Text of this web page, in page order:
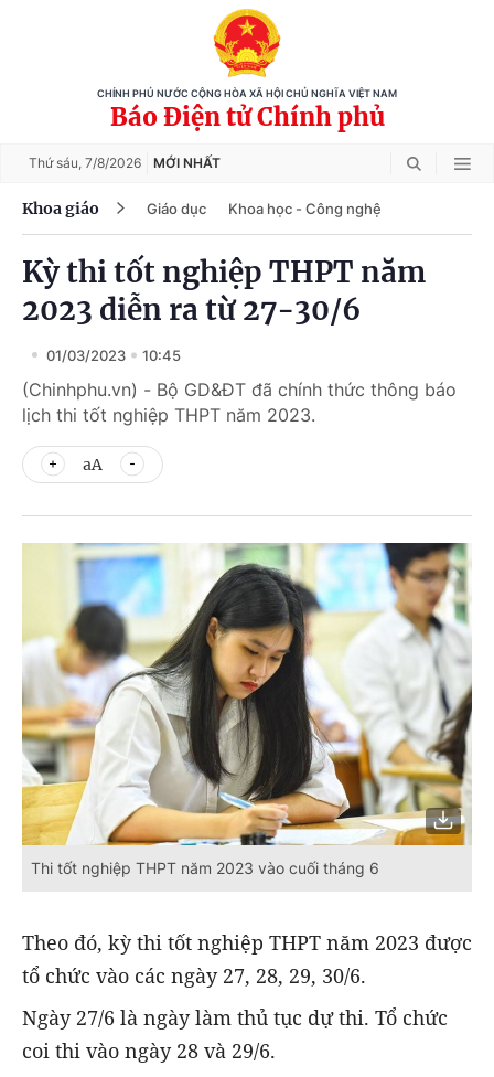
CHÍNH PHỦ NƯỚC CỘNG HÒA XÃ HỘI CHỦ NGHĨA VIỆT NAM
Báo Điện tử Chính phủ
Thứ sáu, 7/8/2026 MỚI NHẤT
Khoa giáo Giáo dục Khoa học - Công nghệ
Kỳ thi tốt nghiệp THPT năm
2023 diễn ra từ 27-30/6
01/03/2023 10:45
(Chinhphu.vn) - Bộ GD&ĐT đã chính thức thông báo
lịch thi tốt nghiệp THPT năm 2023.
aA
Thi tốt nghiệp THPT năm 2023 vào cuối tháng 6
Theo đó, kỳ thi tốt nghiệp THPT năm 2023 được
tổ chức vào các ngày 27, 28, 29, 30/6.
Ngày 27/6 là ngày làm thủ tục dự thi. Tổ chức
coi thi vào ngày 28 và 29/6.